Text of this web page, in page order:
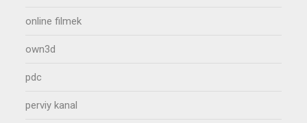
online filmek
own3d
pdc
perviy kanal